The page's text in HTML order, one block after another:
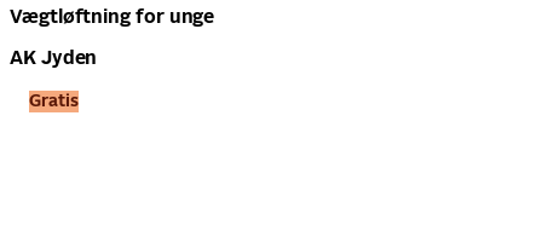
Vægtløftning for unge
AK Jyden
Gratis